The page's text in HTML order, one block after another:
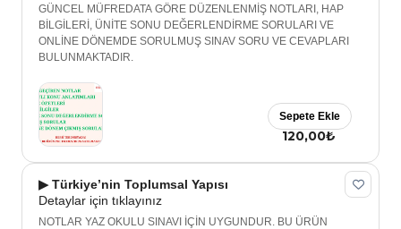
GÜNCEL MÜFREDATA GÖRE DÜZENLENMİŞ NOTLARI, HAP
BİLGİLERİ, ÜNİTE SONU DEĞERLENDİRME SORULARI VE
ONLİNE DÖNEMDE SORULMUŞ SINAV SORU VE CEVAPLARI
BULUNMAKTADIR.
120,00₺
Sepete Ekle
▶ Türkiye’nin Toplumsal Yapısı
Detaylar için tıklayınız
NOTLAR YAZ OKULU SINAVI İÇİN UYGUNDUR. BU ÜRÜN